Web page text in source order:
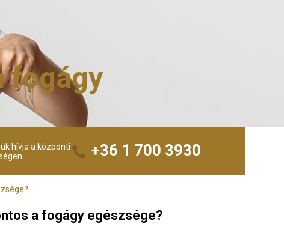
fogágy
hívja a központi
+36 1 700 3930
a fogágy egészsége?